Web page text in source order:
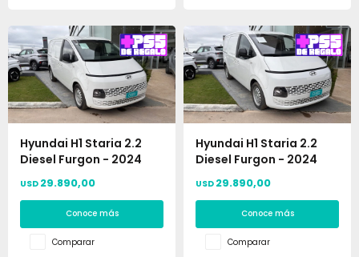
Hyundai H1 Staria 2.2
Diesel Furgon - 2024
USD 29.890,00
Conoce más
Comparar
Hyundai H1 Staria 2.2
Diesel Furgon - 2024
USD 29.890,00
Conoce más
Comparar